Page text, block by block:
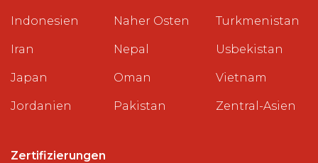
Indonesien
Iran
Japan
Jordanien
Naher Osten
Nepal
Oman
Pakistan
Turkmenistan
Usbekistan
Vietnam
Zentral-Asien
Zertifizierungen